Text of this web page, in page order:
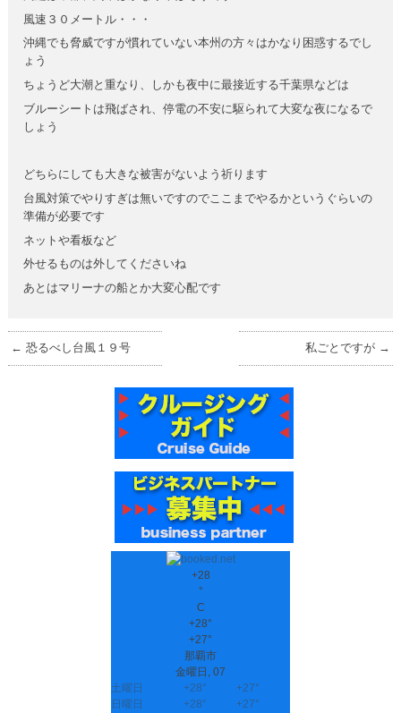
風速３０メートル・・・
沖縄でも脅威ですが慣れていない本州の方々はかなり困惑するでし
ょう
ちょうど大潮と重なり、しかも夜中に最接近する千葉県などは
ブルーシートは飛ばされ、停電の不安に駆られて大変な夜になるで
しょう
どちらにしても大きな被害がないよう祈ります
台風対策でやりすぎは無いですのでここまでやるかというぐらいの
準備が必要です
ネットや看板など
外せるものは外してくださいね
あとはマリーナの船とか大変心配です
← 恐るべし台風１９号 私ごとですが →
+28
°
C
+28°
+27°
那覇市
金曜日, 07
土曜日
+28° +27°
日曜日
+28° +27°